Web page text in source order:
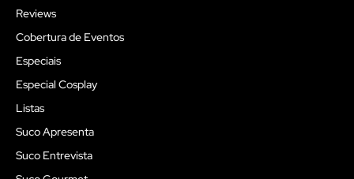
Reviews
Cobertura de Eventos
Especiais
Especial Cosplay
Listas
Suco Apresenta
Suco Entrevista